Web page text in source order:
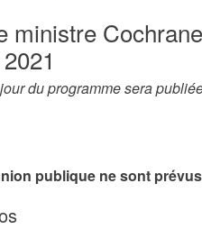
ministre
du programme sera
publique ne sont